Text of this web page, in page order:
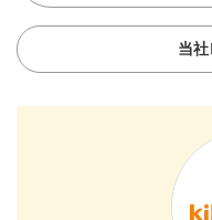
当